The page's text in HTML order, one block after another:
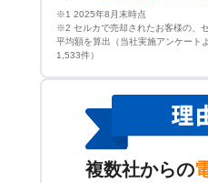
※1 2025年8月末時点
※2 セルカで売却されたお客様の、
平均額を算出（当社実施アンケー
1,533件）
複数社からの